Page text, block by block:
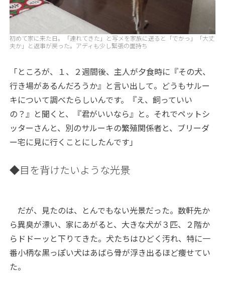
初めて家に来た日。「連れてきた」と写メを家族に送ると「でかっ」「大丈
夫か」と返事が戻った。アディも少し緊張の面持ち
「ところが、１、２週間後、主人が夕食時に『その犬、
行き場があるんだろうか』と言い出して。どうもサルー
キについて調べたらしいんです。『え、飼っていい
の？』と聞くと、『君がいいなら』と。それでペットシ
ッターさんと、別のサルーキの繁殖関係者と、ブリーダ
ー宅に見に行くことにしたんです」
◆目を背けたいような光景
だが、見たのは、とんでもない光景だった。数軒先か
ら異臭が漂い、家にあがると、大きな犬が３匹、２階か
らドドーッと下りてきた。犬たちはひどく汚れ、特に一
番小柄な黒っぽい犬はあばら骨が浮き出るほど痩せてい
た。